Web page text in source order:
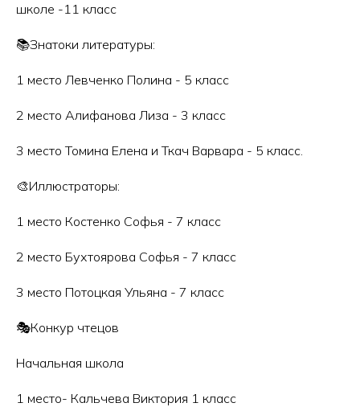
школе -11 класс
📚Знатоки литературы:
1 место Левченко Полина - 5 класс
2 место Алифанова Лиза - 3 класс
3 место Томина Елена и Ткач Варвара - 5 класс.
🎨Иллюстраторы:
1 место Костенко Софья - 7 класс
2 место Бухтоярова Софья - 7 класс
3 место Потоцкая Ульяна - 7 класс
🎭Конкур чтецов
Начальная школа
1 место- Кальчева Виктория 1 класс